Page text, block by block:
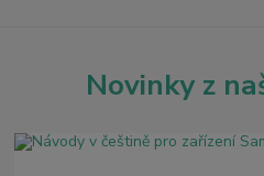
Novinky z